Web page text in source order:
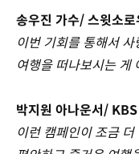
송우진 가수/ 스윗소로
이번 기회를 통해서
여행을 떠나보시는 게
박지원 아나운서/ KBS
이런 캠페인이 조금